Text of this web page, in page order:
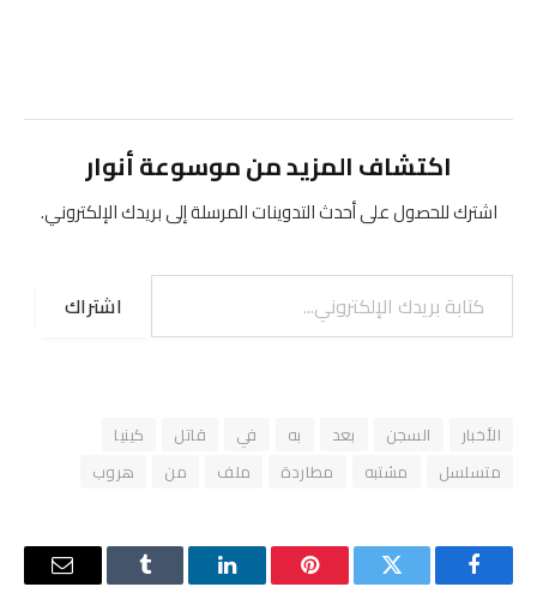
0
س
0
اكتشاف المزيد من موسوعة أنوار
اشترك للحصول على أحدث التدوينات المرسلة إلى بريدك الإلكتروني.
كتابة بريدك الإلكتروني...
اشتراك
الأخبار السجن بعد به في قاتل
كينيا
متسلسل
مشتبه مطاردة ملف من هروب
فيسبوك تويتر بينتيريستلينكدإن Tumblr
البريد